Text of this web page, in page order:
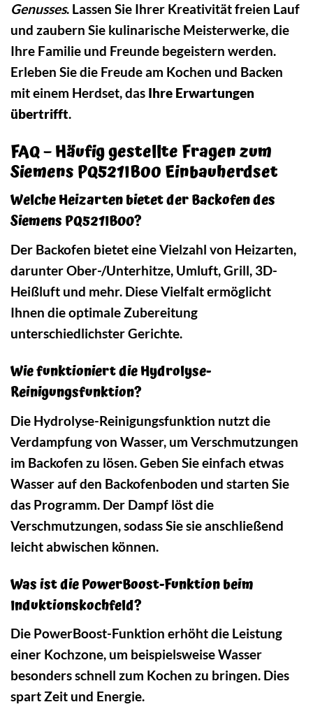
Genusses. Lassen Sie Ihrer Kreativität freien Lauf
und zaubern Sie kulinarische Meisterwerke, die
Ihre Familie und Freunde begeistern werden.
Erleben Sie die Freude am Kochen und Backen
mit einem Herdset, das Ihre Erwartungen
übertrifft.
FAQ – Häufig gestellte Fragen zum
Siemens PQ521IB00 Einbauherdset
Welche Heizarten bietet der Backofen des
Siemens PQ521IB00?
Der Backofen bietet eine Vielzahl von Heizarten,
darunter Ober-/Unterhitze, Umluft, Grill, 3D-
Heißluft und mehr. Diese Vielfalt ermöglicht
Ihnen die optimale Zubereitung
unterschiedlichster Gerichte.
Wie funktioniert die Hydrolyse-
Reinigungsfunktion?
Die Hydrolyse-Reinigungsfunktion nutzt die
Verdampfung von Wasser, um Verschmutzungen
im Backofen zu lösen. Geben Sie einfach etwas
Wasser auf den Backofenboden und starten Sie
das Programm. Der Dampf löst die
Verschmutzungen, sodass Sie sie anschließend
leicht abwischen können.
Was ist die PowerBoost-Funktion beim
Induktionskochfeld?
Die PowerBoost-Funktion erhöht die Leistung
einer Kochzone, um beispielsweise Wasser
besonders schnell zum Kochen zu bringen. Dies
spart Zeit und Energie.